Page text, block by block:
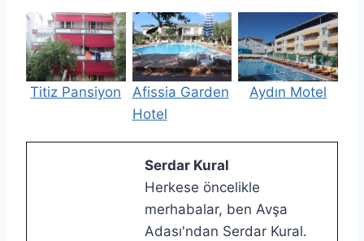
Titiz Pansiyon
Afissia Garden
Hotel
Aydın Motel
Serdar Kural
Herkese öncelikle
merhabalar, ben Avşa
Adası'ndan Serdar Kural.